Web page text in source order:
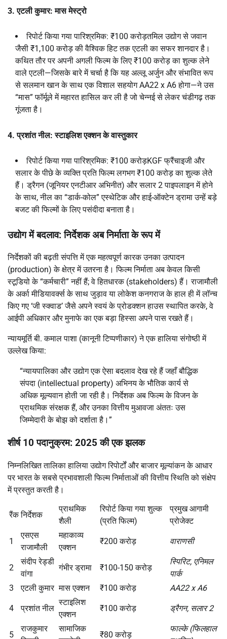
3. एटली कुमार: मास मेस्ट्रो
रिपोर्ट किया गया पारिश्रमिक: ₹100 करोड़तमिल उद्योग से जवान
जैसी ₹1,100 करोड़ की वैश्विक हिट तक एटली का सफर शानदार है।
कथित तौर पर अपनी अगली फिल्म के लिए ₹100 करोड़ का शुल्क लेने
वाले एटली—जिसके बारे में चर्चा है कि यह अल्लू अर्जुन और संभावित रूप
से सलमान खान के साथ एक विशाल सहयोग AA22 x A6 होगा—ने उस
“मास” फॉर्मूले में महारत हासिल कर ली है जो चेन्नई से लेकर चंडीगढ़ तक
गूंजता है।
4. प्रशांत नील: स्टाइलिश एक्शन के वास्तुकार
रिपोर्ट किया गया पारिश्रमिक: ₹100 करोड़KGF फ्रैंचाइजी और
सलार के पीछे के व्यक्ति प्रति फिल्म लगभग ₹100 करोड़ का शुल्क लेते
हैं। ड्रैगन (जूनियर एनटीआर अभिनीत) और सलार 2 पाइपलाइन में होने
के साथ, नील का “डार्क-कोल” एस्थेटिक और हाई-ऑक्टेन ड्रामा उन्हें बड़े
बजट की फिल्मों के लिए पसंदीदा बनाता है।
उद्योग में बदलाव: निर्देशक अब निर्माता के रूप में
निर्देशकों की बढ़ती संपत्ति में एक महत्वपूर्ण कारक उनका उत्पादन
(production) के क्षेत्र में उतरना है। फिल्म निर्माता अब केवल किसी
स्टूडियो के “कर्मचारी” नहीं हैं; वे हितधारक (stakeholders) हैं। राजामौली
के अर्का मीडियावर्क्स के साथ जुड़ाव या लोकेश कनगराज के हाल ही में लॉन्च
किए गए ‘जी स्क्वाड’ जैसे अपने स्वयं के प्रोडक्शन हाउस स्थापित करके, वे
आईपी अधिकार और मुनाफे का एक बड़ा हिस्सा अपने पास रखते हैं।
न्यायमूर्ति बी. कमाल पाशा (कानूनी टिप्पणीकार) ने एक हालिया संगोष्ठी में
उल्लेख किया:
“न्यायपालिका और उद्योग एक ऐसा बदलाव देख रहे हैं जहाँ बौद्धिक
संपदा (intellectual property) अभिनय के भौतिक कार्य से
अधिक मूल्यवान होती जा रही है। निर्देशक अब फिल्म के विजन के
प्राथमिक संरक्षक हैं, और उनका वित्तीय मुआवजा अंततः उस
जिम्मेदारी के बोझ को दर्शाता है।”
शीर्ष 10 पदानुक्रम: 2025 की एक झलक
निम्नलिखित तालिका हालिया उद्योग रिपोर्टों और बाजार मूल्यांकन के आधार
पर भारत के सबसे प्रभावशाली फिल्म निर्माताओं की वित्तीय स्थिति को संक्षेप
में प्रस्तुत करती है।
रैंक निर्देशक
प्राथमिक
शैली
रिपोर्ट किया गया शुल्क
(प्रति फिल्म)
प्रमुख आगामी
प्रोजेक्ट
1
एसएस
राजामौली
महाकाव्य
एक्शन
₹200 करोड़ वाराणसी
2
संदीप रेड्डी
वांगा
गंभीर ड्रामा ₹100-150 करोड़
स्पिरिट, एनिमल
पार्क
3
एटली कुमार मास एक्शन ₹100 करोड़ AA22 x A6
4 प्रशांत नील
स्टाइलिश
एक्शन
₹100 करोड़ ड्रैगन, सलार 2
5
राजकुमार
सामाजिक
₹80 करोड़
फाल्के (फिलहाल